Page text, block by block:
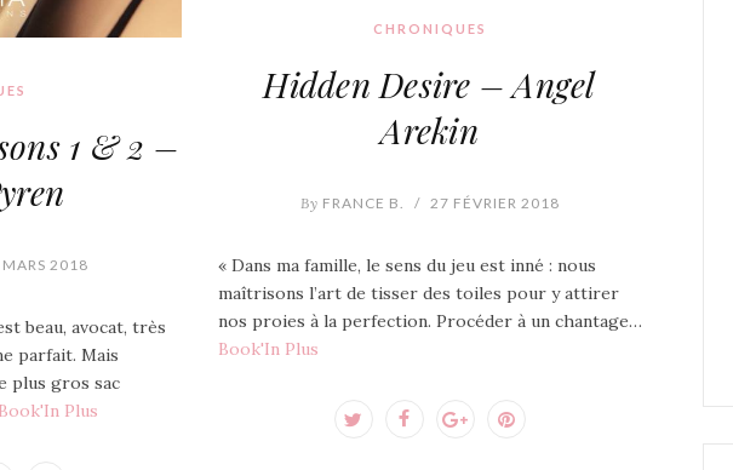
1 & 2 –
2018
beau, avocat, très
parfait. Mais
plus gros sac
Book'In Plus
CHRONIQUES
Hidden Desire – Angel
Arekin
By FRANCE B. / 27 FÉVRIER 2018
« Dans ma famille, le sens du jeu est inné : nous
maîtrisons l’art de tisser des toiles pour y attirer
nos proies à la perfection. Procéder à un chantage…
Book'In Plus